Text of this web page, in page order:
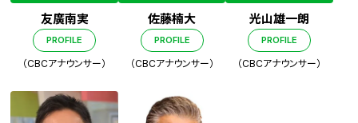
友廣南実
PROFILE
（CBCアナウンサー）
佐藤楠大
PROFILE
（CBCアナウンサー）
光山雄一朗
PROFILE
（CBCアナウンサー）